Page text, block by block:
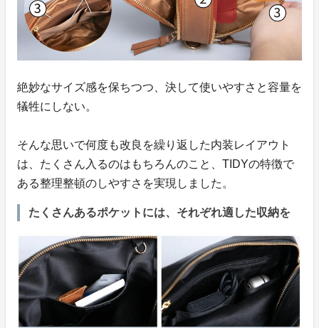
絶妙なサイズ感を保ちつつ、決して使いやすさと容量を
犠牲にしない。
そんな思いで何度も改良を繰り返した内装レイアウト
は、たくさん入るのはもちろんのこと、TIDYの特徴で
ある整理整頓のしやすさを実現しました。
たくさんあるポケットには、それぞれ適した収納を